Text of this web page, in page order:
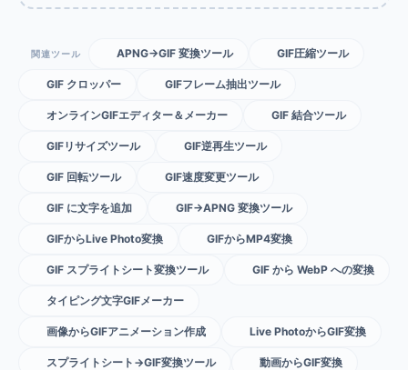
関連ツール APNG→GIF 変換ツール GIF圧縮ツール
GIF クロッパー GIFフレーム抽出ツール
オンラインGIFエディター＆メーカー GIF 結合ツール
GIFリサイズツール GIF逆再生ツール
GIF 回転ツール GIF速度変更ツール
GIF に文字を追加 GIF→APNG 変換ツール
GIFからLive Photo変換 GIFからMP4変換
GIF スプライトシート変換ツール GIF から WebP への変換
タイピング文字GIFメーカー
画像からGIFアニメーション作成 Live PhotoからGIF変換
スプライトシート→GIF変換ツール 動画からGIF変換